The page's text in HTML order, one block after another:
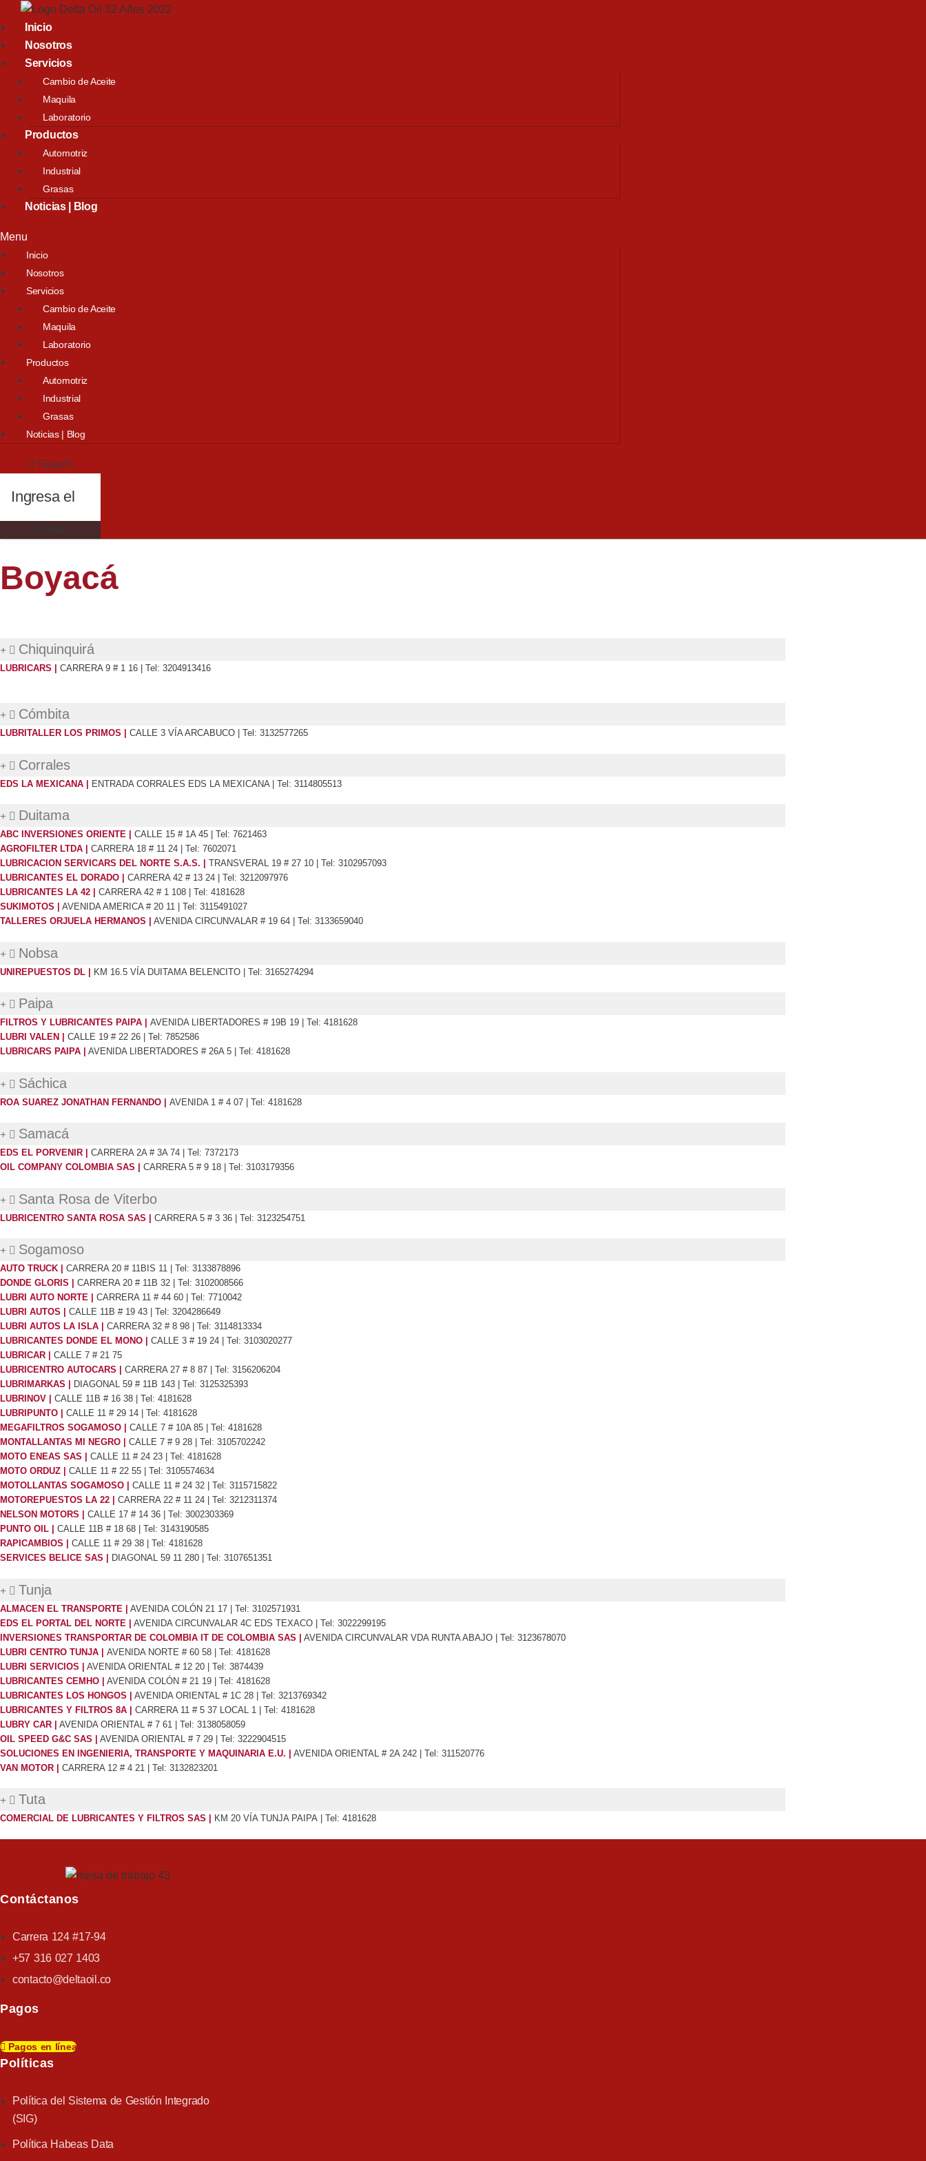
Inicio
Nosotros
Servicios
Cambio de Aceite
Maquila
Laboratorio
Productos
Automotriz
Industrial
Grasas
Noticias | Blog
Menu
Inicio
Nosotros
Servicios
Cambio de Aceite
Maquila
Laboratorio
Productos
Automotriz
Industrial
Grasas
Noticias | Blog
Search
Boyacá
Chiquinquirá
LUBRICARS | CARRERA 9 # 1 16 | Tel: 3204913416
Cómbita
LUBRITALLER LOS PRIMOS | CALLE 3 VÍA ARCABUCO | Tel: 3132577265
Corrales
EDS LA MEXICANA | ENTRADA CORRALES EDS LA MEXICANA | Tel: 3114805513
Duitama
ABC INVERSIONES ORIENTE |
CALLE 15 # 1A 45 | Tel: 7621463
AGROFILTER LTDA |
CARRERA 18 # 11 24 | Tel: 7602071
LUBRICACION SERVICARS DEL NORTE S.A.S. |
TRANSVERAL 19 # 27 10 | Tel: 3102957093
LUBRICANTES EL DORADO |
CARRERA 42 # 13 24 | Tel: 3212097976
LUBRICANTES LA 42 |
CARRERA 42 # 1 108 | Tel: 4181628
SUKIMOTOS |
AVENIDA AMERICA # 20 11 | Tel: 3115491027
TALLERES ORJUELA HERMANOS |
AVENIDA CIRCUNVALAR # 19 64 | Tel: 3133659040
Nobsa
UNIREPUESTOS DL | KM 16.5 VÍA DUITAMA BELENCITO | Tel: 3165274294
Paipa
FILTROS Y LUBRICANTES PAIPA |
AVENIDA LIBERTADORES # 19B 19 | Tel: 4181628
LUBRI VALEN |
CALLE 19 # 22 26 | Tel: 7852586
LUBRICARS PAIPA |
AVENIDA LIBERTADORES # 26A 5 | Tel: 4181628
Sáchica
ROA SUAREZ JONATHAN FERNANDO | AVENIDA 1 # 4 07 | Tel: 4181628
Samacá
EDS EL PORVENIR |
CARRERA 2A # 3A 74 | Tel: 7372173
OIL COMPANY COLOMBIA SAS |
CARRERA 5 # 9 18 | Tel: 3103179356
Santa Rosa de Viterbo
LUBRICENTRO SANTA ROSA SAS | CARRERA 5 # 3 36 | Tel: 3123254751
Sogamoso
AUTO TRUCK |
CARRERA 20 # 11BIS 11 | Tel: 3133878896
DONDE GLORIS |
CARRERA 20 # 11B 32 | Tel: 3102008566
LUBRI AUTO NORTE |
CARRERA 11 # 44 60 | Tel: 7710042
LUBRI AUTOS |
CALLE 11B # 19 43 | Tel: 3204286649
LUBRI AUTOS LA ISLA |
CARRERA 32 # 8 98 | Tel: 3114813334
LUBRICANTES DONDE EL MONO |
CALLE 3 # 19 24 | Tel: 3103020277
LUBRICAR |
CALLE 7 # 21 75
LUBRICENTRO AUTOCARS |
CARRERA 27 # 8 87 | Tel: 3156206204
LUBRIMARKAS |
DIAGONAL 59 # 11B 143 | Tel: 3125325393
LUBRINOV |
CALLE 11B # 16 38 | Tel: 4181628
LUBRIPUNTO |
CALLE 11 # 29 14 | Tel: 4181628
MEGAFILTROS SOGAMOSO |
CALLE 7 # 10A 85 | Tel: 4181628
MONTALLANTAS MI NEGRO |
CALLE 7 # 9 28 | Tel: 3105702242
MOTO ENEAS SAS |
CALLE 11 # 24 23 | Tel: 4181628
MOTO ORDUZ |
CALLE 11 # 22 55 | Tel: 3105574634
MOTOLLANTAS SOGAMOSO |
CALLE 11 # 24 32 | Tel: 3115715822
MOTOREPUESTOS LA 22 |
CARRERA 22 # 11 24 | Tel: 3212311374
NELSON MOTORS |
CALLE 17 # 14 36 | Tel: 3002303369
PUNTO OIL |
CALLE 11B # 18 68 | Tel: 3143190585
RAPICAMBIOS |
CALLE 11 # 29 38 | Tel: 4181628
SERVICES BELICE SAS |
DIAGONAL 59 11 280 | Tel: 3107651351
Tunja
ALMACEN EL TRANSPORTE | AVENIDA COLÓN 21 17 | Tel: 3102571931
EDS EL PORTAL DEL NORTE | AVENIDA CIRCUNVALAR 4C EDS TEXACO | Tel: 3022299195
INVERSIONES TRANSPORTAR DE COLOMBIA IT DE COLOMBIA SAS | AVENIDA CIRCUNVALAR VDA RUNTA ABAJO | Tel: 3123678070
LUBRI CENTRO TUNJA | AVENIDA NORTE # 60 58 | Tel: 4181628
LUBRI SERVICIOS | AVENIDA ORIENTAL # 12 20 | Tel: 3874439
LUBRICANTES CEMHO | AVENIDA COLÓN # 21 19 | Tel: 4181628
LUBRICANTES LOS HONGOS | AVENIDA ORIENTAL # 1C 28 | Tel: 3213769342
LUBRICANTES Y FILTROS 8A | CARRERA 11 # 5 37 LOCAL 1 | Tel: 4181628
LUBRY CAR | AVENIDA ORIENTAL # 7 61 | Tel: 3138058059
OIL SPEED G&C SAS | AVENIDA ORIENTAL # 7 29 | Tel: 3222904515
SOLUCIONES EN INGENIERIA, TRANSPORTE Y MAQUINARIA E.U. | AVENIDA ORIENTAL # 2A 242 | Tel: 311520776
VAN MOTOR | CARRERA 12 # 4 21 | Tel: 3132823201
Tuta
COMERCIAL DE LUBRICANTES Y FILTROS SAS | KM 20 VÍA TUNJA PAIPA | Tel: 4181628
Contáctanos
Carrera 124 #17-94
+57 316 027 1403
contacto@deltaoil.co
Pagos
Pagos en línea
Políticas​
Política del Sistema de Gestión Integrado
(SIG)
Política Habeas Data